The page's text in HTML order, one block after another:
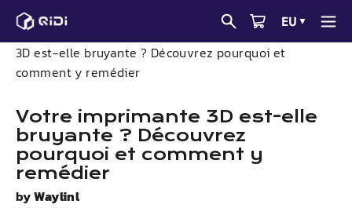
Passer
contenu
EU ▼
Actualités sur l'impression 3D
Votre imprimante
3D est-elle bruyante ? Découvrez pourquoi et
comment y remédier
Votre imprimante 3D est-elle
bruyante ? Découvrez
pourquoi et comment y
remédier
byWaylinl